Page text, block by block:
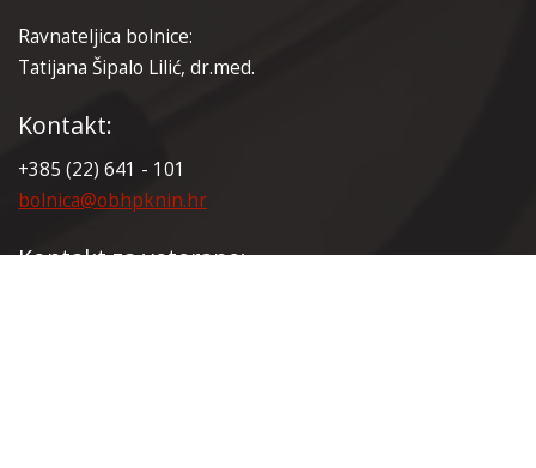
Ravnateljica bolnice:
Tatijana Šipalo Lilić, dr.med.
Kontakt:
+385 (22) 641 - 101
bolnica@obhpknin.hr
Kontakt za veterane: